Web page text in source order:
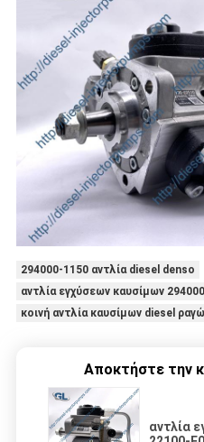
294000-1150 αντλία diesel denso
αντλία εγχύσεων καυσίμων
κοινή αντλία καυσίμων diesel
Αποκτήστε την
αντλία